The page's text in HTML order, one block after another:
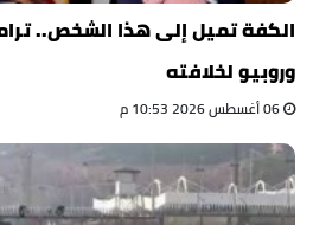
الكفة تميل إلى هذا الشخص..
وروبيو لخلافته